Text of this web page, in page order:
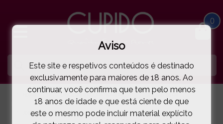
0
LINGERIE E ROUPA HOMEM JOE SNYDER®
JOE SNYDER®
Aviso
Este site e respetivos conteúdos é destinado
exclusivamente para maiores de 18 anos. Ao
continuar, você confirma que tem pelo menos
18 anos de idade e que está ciente de que
este o mesmo pode incluir material explícito